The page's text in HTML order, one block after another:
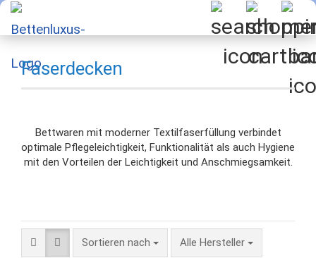
Faserdecken
Bettwaren mit moderner Textilfaserfüllung verbindet
optimale Pflegeleichtigkeit, Funktionalität als auch Hygiene
mit den Vorteilen der Leichtigkeit und Anschmiegsamkeit.
Sortieren nach
Sortieren nach Alle Hersteller